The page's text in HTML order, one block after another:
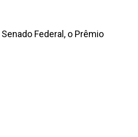
Federal, o Prêmio